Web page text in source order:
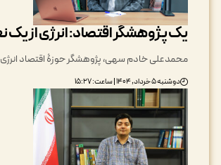
یک پژوهشگر اقتصاد: انرژی از
محمدعلی خادم سهی، پژوهشگر حوزۀ اقتصاد انرژی،
دوشنبه ۵ خرداد, ۱۴۰۴ | ساعت: ۱۵:۲۷